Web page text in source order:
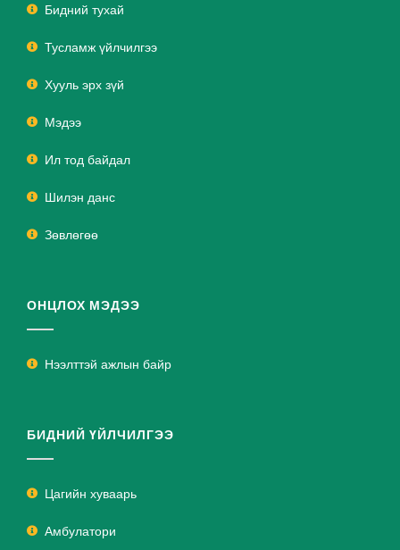
Бидний тухай
Тусламж үйлчилгээ
Хууль эрх зүй
Мэдээ
Ил тод байдал
Шилэн данс
Зөвлөгөө
ОНЦЛОХ МЭДЭЭ
Нээлттэй ажлын байр
БИДНИЙ ҮЙЛЧИЛГЭЭ
Цагийн хуваарь
Амбулатори